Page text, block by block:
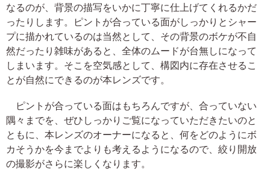
なるのが、背景の描写をいかに丁寧に仕上げてくれるかだ
ったりします。ピントが合っている面がしっかりとシャー
プに描かれているのは当然として、その背景のボケが不自
然だったり雑味があると、全体のムードが台無しになって
しまいます。そこを空気感として、構図内に存在させるこ
とが自然にできるのが本レンズです。
ピントが合っている面はもちろんですが、合っていない
隅々までを、ぜひしっかりご覧になっていただきたいのと
ともに、本レンズのオーナーになると、何をどのようにボ
カそうかを今までよりも考えるようになるので、絞り開放
の撮影がさらに楽しくなります。